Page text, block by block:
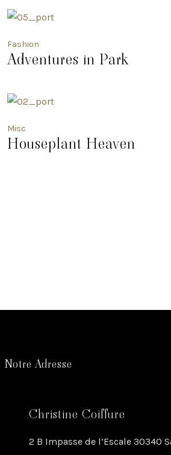
Fashion
Adventures in Park
Misc
Houseplant Heaven
Notre Adresse
Christine Coiffure
2 B Impasse de l’Escale 30340